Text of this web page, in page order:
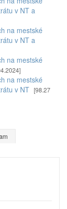
v NT a
na mestské
v NT a
na mestské
na mestské
v NT [98.27